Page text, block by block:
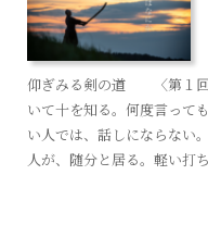
仰ぎみる剣の道 〈第１
いて十を知る。何度言って
い人では、話しにならない
人が、随分と居る。軽い打